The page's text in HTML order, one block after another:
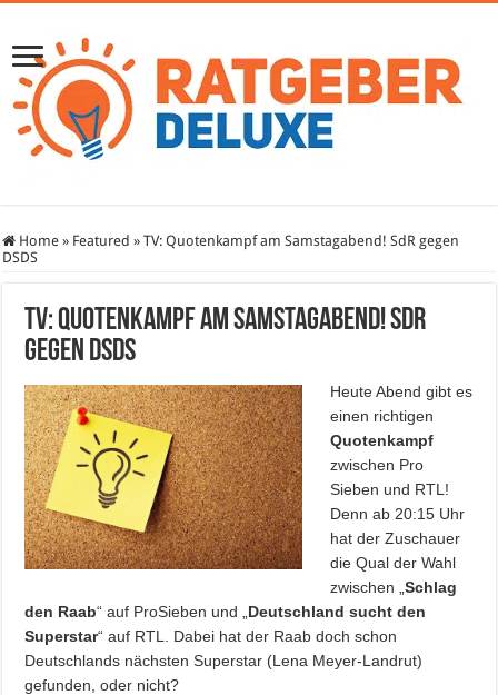
Home » Featured » TV: Quotenkampf am Samstagabend! SdR gegen
DSDS
TV: Quotenkampf am Samstagabend! SdR
gegen DSDS
Heute Abend gibt es
einen richtigen
Quotenkampf
zwischen Pro
Sieben und RTL!
Denn ab 20:15 Uhr
hat der Zuschauer
die Qual der Wahl
zwischen „Schlag
den Raab“ auf ProSieben und „ Deutschland sucht den
Superstar“ auf RTL. Dabei hat der Raab doch schon
Deutschlands nächsten Superstar (Lena Meyer-Landrut)
gefunden, oder nicht?